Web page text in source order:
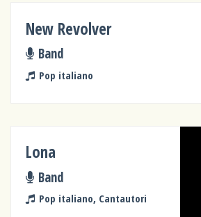
New Revolver
Band
Pop italiano
Lona
Band
Pop italiano, Cantautori